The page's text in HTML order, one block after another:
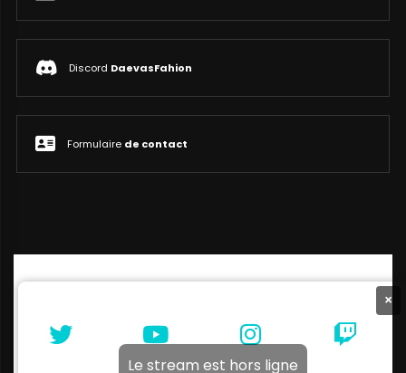
Discord DaevasFahion
Formulaire de contact
×
Le stream est hors ligne